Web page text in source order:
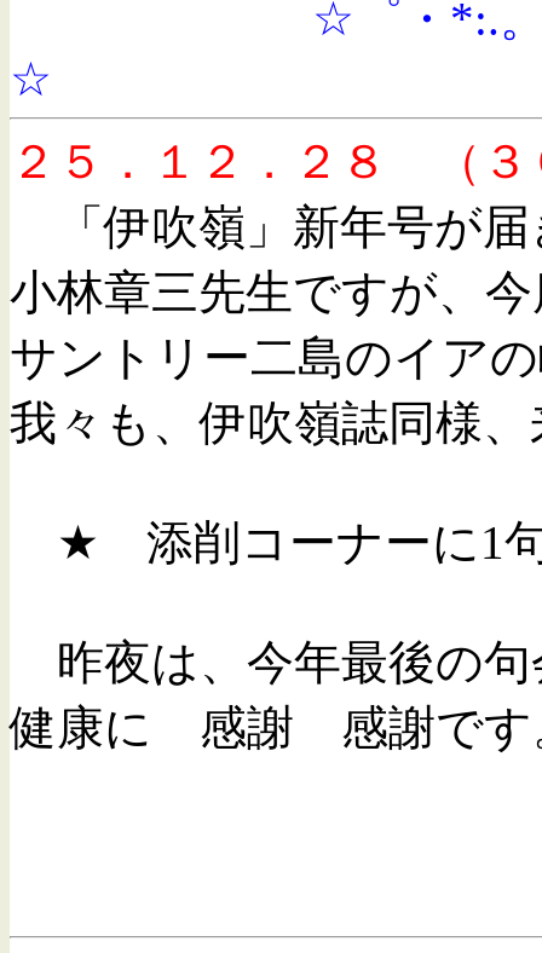
☆゜・*:.。. .。.:*・
☆
２５．１２．２８ （３
「伊吹嶺」新年号が
小林章三先生ですが、
サントリー二島のイア
我々も、伊吹嶺誌同様
★ 添削コーナーに1
昨夜は、今年最後の
健康に 感謝 感謝です